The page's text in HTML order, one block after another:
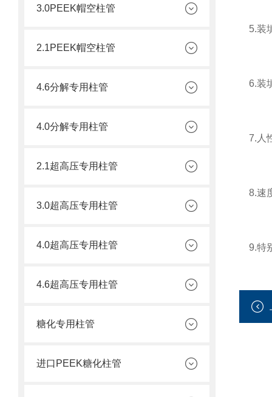
3.0PEEK帽空柱管
2.1PEEK帽空柱管
4.6分解专用柱管
4.0分解专用柱管
2.1超高压专用柱管
3.0超高压专用柱管
4.0超高压专用柱管
4.6超高压专用柱管
糖化专用柱管
进口PEEK糖化柱管
5.装
6.装
7.人
8.速
9.特